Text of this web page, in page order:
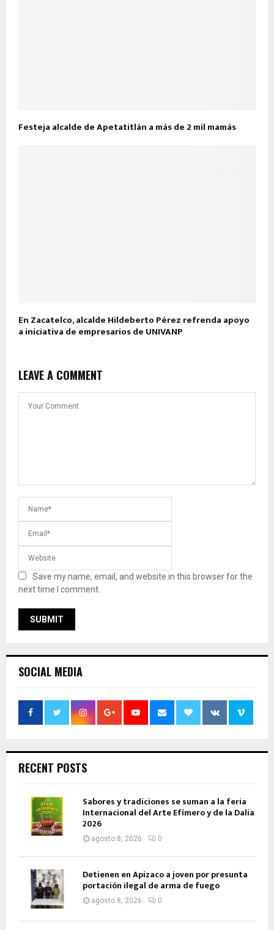
Festeja alcalde de Apetatitlán a más de 2 mil mamás
En Zacatelco, alcalde Hildeberto Pérez refrenda apoyo
a iniciativa de empresarios de UNIVANP
LEAVE A COMMENT
Save my name, email, and website in this browser for the
next time I comment.
SOCIAL MEDIA
RECENT POSTS
Sabores y tradiciones se suman a la feria
Internacional del Arte Efímero y de la Dalia
2026
agosto 8, 2026 0
Detienen en Apizaco a joven por presunta
portación ilegal de arma de fuego
agosto 8, 2026 0